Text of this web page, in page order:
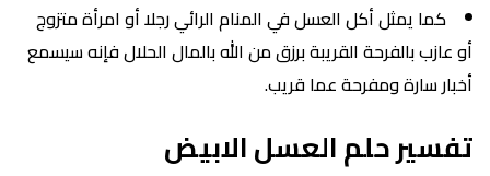
كما يمثل أكل العسل في المنام الرائي رجلا أو امرأة متزوج
أو عازب بالفرحة القريبة برزق من الله بالمال الحلال فإنه سيسمع
أخبار سارة ومفرحة عما قريب.
تفسير حلم العسل الابيض